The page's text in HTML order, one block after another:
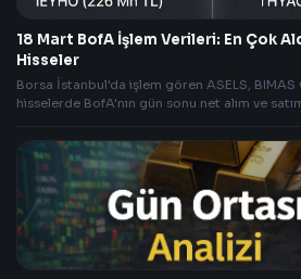
18 Mart BofA İşlem Verileri: En Çok
Hisseler
Borsa İstanbul'da işlem gören ASELS, BIMAS
hisselerde BofA'nın gün sonu net alım ve